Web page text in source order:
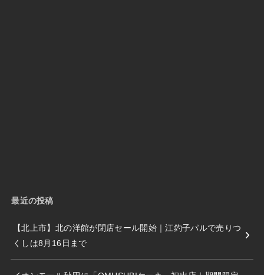
最近の投稿
【北上市】北の洋館が閉店セール開始｜江釣子パルで売りつ
くしは8月16日まで